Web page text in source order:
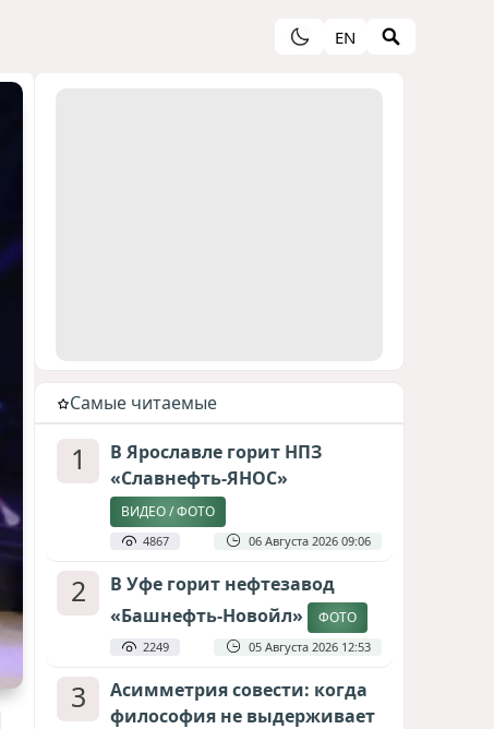
EN
Cамые читаемые
1
В Ярославле горит НПЗ
«Славнефть-ЯНОС»
ВИДЕО / ФОТО
4867 06 Августа 2026 09:06
2
В Уфе горит нефтезавод
«Башнефть-Новойл»
ФОТО
2249 05 Августа 2026 12:53
3
Асимметрия совести: когда
философия не выдерживает